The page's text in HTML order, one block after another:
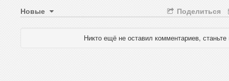
Новые Поделиться
Никто ещё не оставил комментариев,